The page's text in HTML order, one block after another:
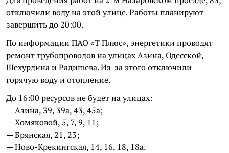
отключили воду на этой улице. Работы планируют
завершить до 20:00.
По информации ПАО «Т Плюс», энергетики проводят
ремонт трубопроводов на улицах Азина, Одесской,
Шехурдина и Радищева. Из-за этого отключили
горячую воду и отопление.
До 16:00 ресурсов не будет на улицах:
— Азина, 39, 39а, 43, 45а;
— Хомяковой, 5, 7, 9, 11;
— Брянская, 21, 23;
— Ново-Крекингская, 14, 16, 18, 18а.